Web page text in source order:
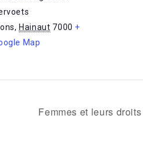
, Hainaut 7000 +
Map
Femmes et leurs droits